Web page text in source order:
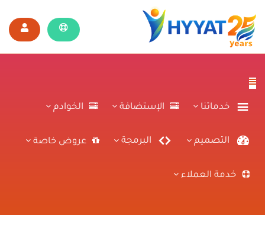
خدماتنا الإستضافة الخوادم
التصميم البرمجة عروض خاصة
خدمة العملاء